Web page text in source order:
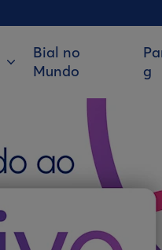
Bial no
Mundo
g